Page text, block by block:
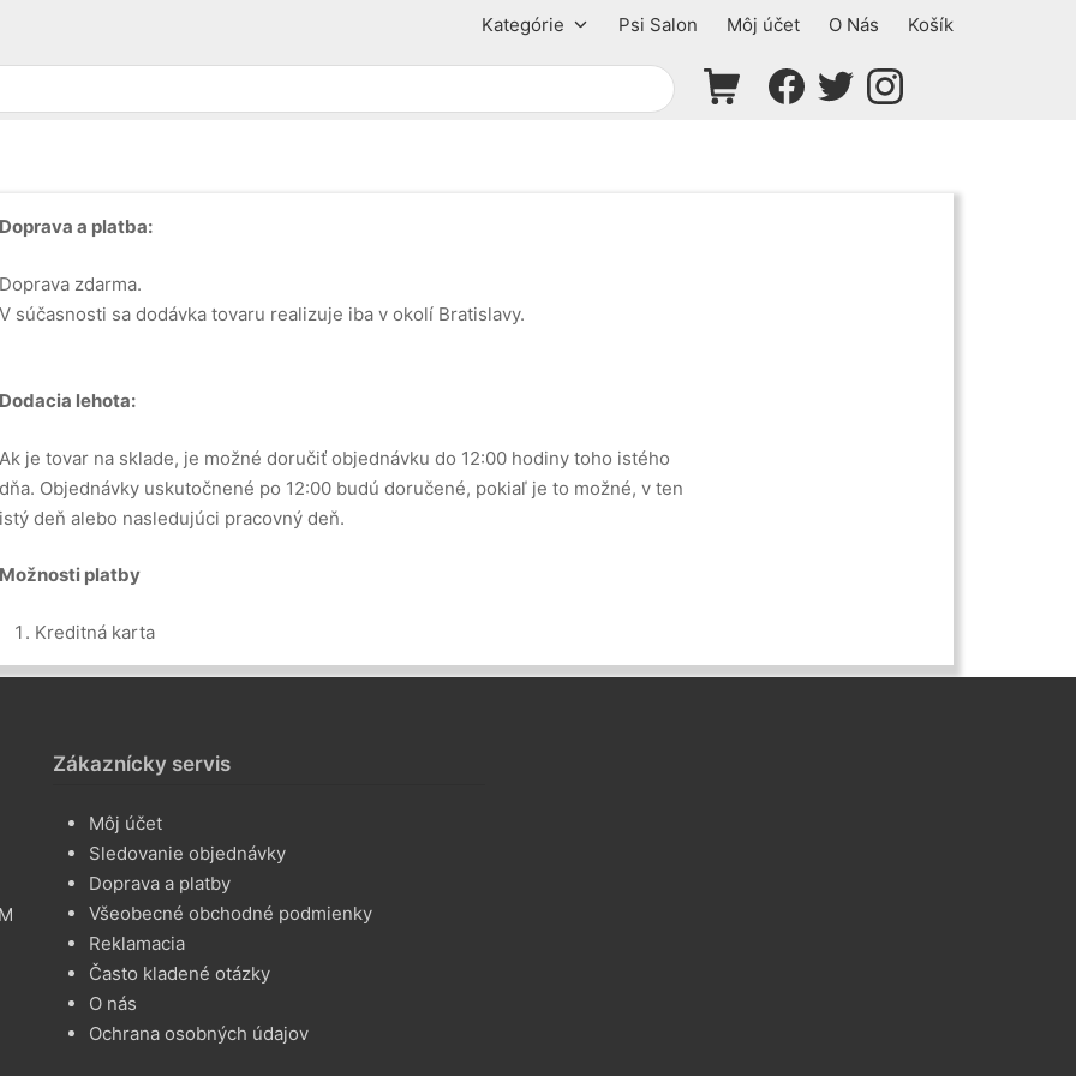
Kategórie Psi Salon Môj účet O Nás Košík
Shopping CartFacebook
TwitterInstagram
Doprava a platba:
Doprava zdarma.
V súčasnosti sa dodávka tovaru realizuje iba v okolí Bratislavy.
Dodacia lehota:
Ak je tovar na sklade, je možné doručiť objednávku do 12:00 hodiny toho istého
dňa. Objednávky uskutočnené po 12:00 budú doručené, pokiaľ je to možné, v ten
istý deň alebo nasledujúci pracovný deň.
Možnosti platby
Kreditná karta
Zákaznícky servis
Môj účet
Sledovanie objednávky
Doprava a platby
Všeobecné obchodné podmienky
Reklamacia
Často kladené otázky
O nás
Ochrana osobných údajov